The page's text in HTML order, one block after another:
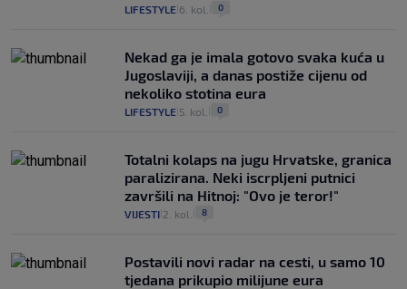
LIFESTYLE 6. kol. 0
Nekad ga je imala gotovo svaka kuća u
Jugoslaviji, a danas postiže cijenu od
nekoliko stotina eura
LIFESTYLE 5. kol. 0
Totalni kolaps na jugu Hrvatske, granica
paralizirana. Neki iscrpljeni putnici
završili na Hitnoj: "Ovo je teror!"
VIJESTI 2. kol. 8
Postavili novi radar na cesti, u samo 10
tjedana prikupio milijune eura